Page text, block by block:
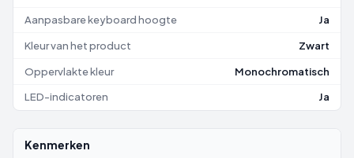
Aanpasbare keyboard hoogte Ja
Kleur van het product Zwart
Oppervlakte kleur Monochromatisch
LED-indicatoren Ja
Kenmerken